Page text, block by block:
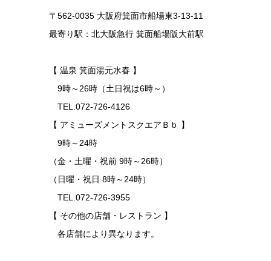
〒562-0035 大阪府箕面市船場東3-13-11
最寄り駅：北大阪急行 箕面船場阪大前駅
【 温泉 箕面湯元水春 】
9時～26時（土日祝は6時～）
TEL.072-726-4126
【 アミューズメントスクエアＢｂ 】
9時～24時
（金・土曜・祝前 9時～26時）
（日曜・祝日 8時～24時）
TEL.072-726-3955
【 その他の店舗・レストラン 】
各店舗により異なります。